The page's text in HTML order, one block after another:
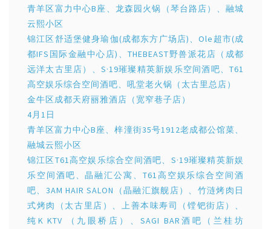
青羊区富力中心B座、龙森园火锅（琴台路店）、融城
云熙小区
锦江区舒适堡健身瑜伽(成都东方广场店)、Ole超市(成
都IFS国际金融中心店)、THEBEAST野兽派花店（成都
远洋太古里店）、S·19璀璨精英新娱乐空间酒吧、T61
高空娱乐综合空间酒吧、吼堂老火锅（太古里总店）
金牛区成都天府丽雅酒店（宽窄巷子店）
4月1日
青羊区富力中心B座、梓潼街35号1912老成都公馆菜、
融城云熙小区
锦江区T61高空娱乐综合空间酒吧、S·19璀璨精英新娱
乐空间酒吧、晶融汇公寓、T61高空娱乐综合空间酒
吧、3AM HAIR SALON（晶融汇旗舰店）、竹涟烤肉日
式烤肉（太古里店）、上善本味寿司（镗钯街店）、
纯K KTV （九眼桥店）、SAGI BAR酒吧（兰桂坊